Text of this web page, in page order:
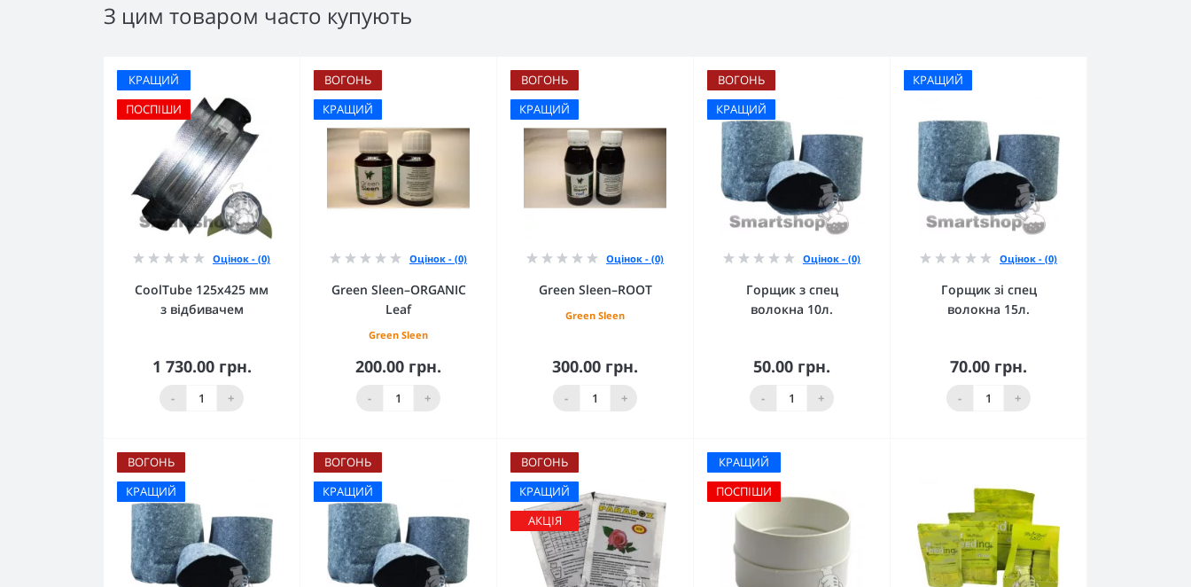
З цим товаром часто купують
КРАЩИЙ
ПОСПІШИ
Оцінок - (0)
CoolTube 125х425 мм
з відбивачем
1 730.00 грн.
- +
До кошика
ВОГОНЬ
КРАЩИЙ
Оцінок - (0)
Green Sleen–ORGANIC
Leaf
Green Sleen
200.00 грн.
- +
До кошика
ВОГОНЬ
КРАЩИЙ
Оцінок - (0)
Green Sleen–ROOT
Green Sleen
300.00 грн.
- +
До кошика
ВОГОНЬ
КРАЩИЙ
Оцінок - (0)
Горщик з спец
волокна 10л.
50.00 грн.
- +
До кошика
КРАЩИЙ
Оцінок - (0)
Горщик зі спец
волокна 15л.
70.00 грн.
- +
До кошика
ВОГОНЬ
КРАЩИЙ
ВОГОНЬ
КРАЩИЙ
ВОГОНЬ
КРАЩИЙ
АКЦІЯ
КРАЩИЙ
ПОСПІШИ